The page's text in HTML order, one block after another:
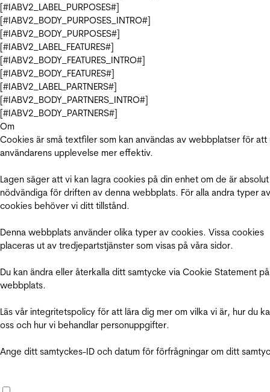
[#IABV2_LABEL_PURPOSES#]
[#IABV2_BODY_PURPOSES_INTRO#]
[#IABV2_BODY_PURPOSES#]
[#IABV2_LABEL_FEATURES#]
[#IABV2_BODY_FEATURES_INTRO#]
[#IABV2_BODY_FEATURES#]
[#IABV2_LABEL_PARTNERS#]
[#IABV2_BODY_PARTNERS_INTRO#]
[#IABV2_BODY_PARTNERS#]
Om
Cookies är små textfiler som kan användas av webbplatser för att
användarens upplevelse mer effektiv.
Lagen säger att vi kan lagra cookies på din enhet om de är absolut
nödvändiga för driften av denna webbplats. För alla andra typer av
cookies behöver vi ditt tillstånd.
Denna webbplats använder olika typer av cookies. Vissa cookies
placeras ut av tredjepartstjänster som visas på våra sidor.
Du kan ändra eller återkalla ditt samtycke via Cookie Statement
webbplats.
Läs vår integritetspolicy för att lära dig mer om vilka vi är, hur du
oss och hur vi behandlar personuppgifter.
Ange ditt samtyckes-ID och datum för förfrågningar om ditt